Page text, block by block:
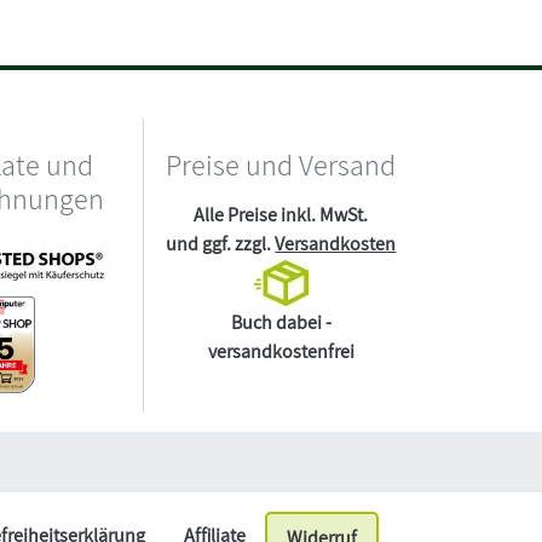
und
Preise und Versand
Alle Preise inkl. MwSt.
und ggf. zzgl.Versandkosten
Buch dabei -
versandkostenfrei
Affiliate